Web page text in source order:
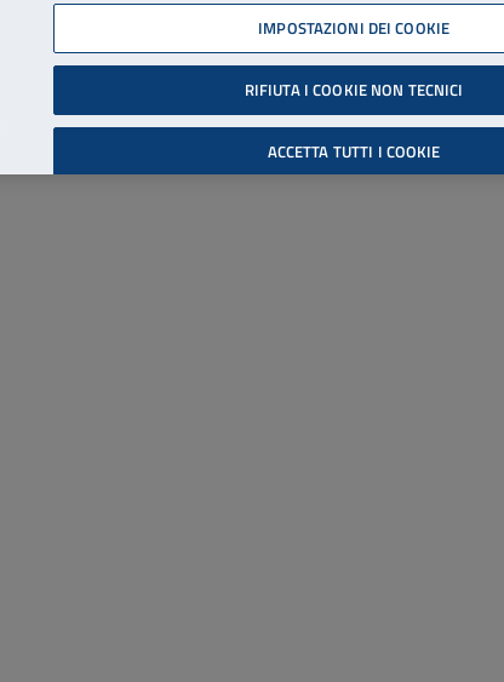
06 45539607
Accessibilità
Cerca
IMPOSTAZIONI DEI COOKIE
RIFIUTA I COOKIE NON TECNICI
ACCETTA TUTTI I COOKIE